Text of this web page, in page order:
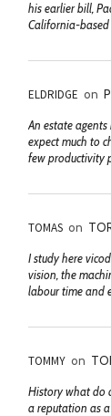
his earlier bill,
California-
ELDRIDGE on
An estate
expect much to
few productivity
TOMAS on
I study here
vision, the
labour time and
TOMMY on
History what do
a reputation as